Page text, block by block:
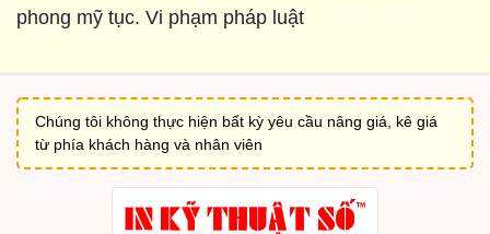
phong mỹ tục. Vi phạm pháp luật
Chúng tôi không thực hiện bất kỳ yêu cầu nâng giá, kê giá
từ phía khách hàng và nhân viên